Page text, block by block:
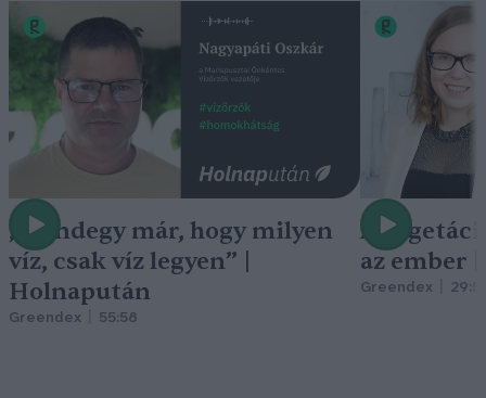
„Mindegy már, hogy milyen
víz, csak víz legyen” |
Holnapután
Greendex 55:58
A
az ember
Greendex